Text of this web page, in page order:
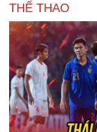
THỂ THAO